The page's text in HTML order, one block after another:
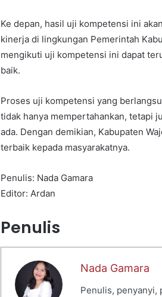
Ke depan, hasil uji kompetensi ini
kinerja di lingkungan Pemerintah
mengikuti uji kompetensi ini dapat
baik.
Proses uji kompetensi yang
tidak hanya mempertahankan, tetapi
ada. Dengan demikian, Kabupaten
terbaik kepada masyarakatnya.
Penulis: Nada Gamara
Editor: Ardan
Penulis
Nada Gamara
Penulis, penyanyi,